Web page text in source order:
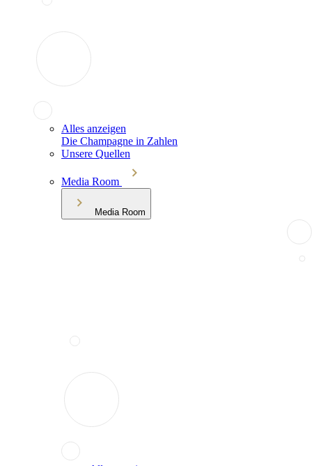
Alles anzeigen
Die Champagne in Zahlen
Unsere Quellen
Media Room
Media Room